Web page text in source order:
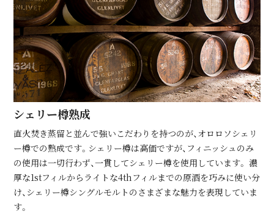
シェリー樽熟成
直⽕焚き蒸留と並んで強いこだわりを持つのが、オロロソシェリ
ー樽での熟成です。シェリー樽は⾼価ですが、フィニッシュのみ
の使⽤は⼀切⾏わず、⼀貫してシェリー樽を使⽤しています。 濃
厚な1stフィルからライトな4thフィルまでの原酒を巧みに使い分
け、シェリー樽シングルモルトのさまざまな魅⼒を表現していま
す。